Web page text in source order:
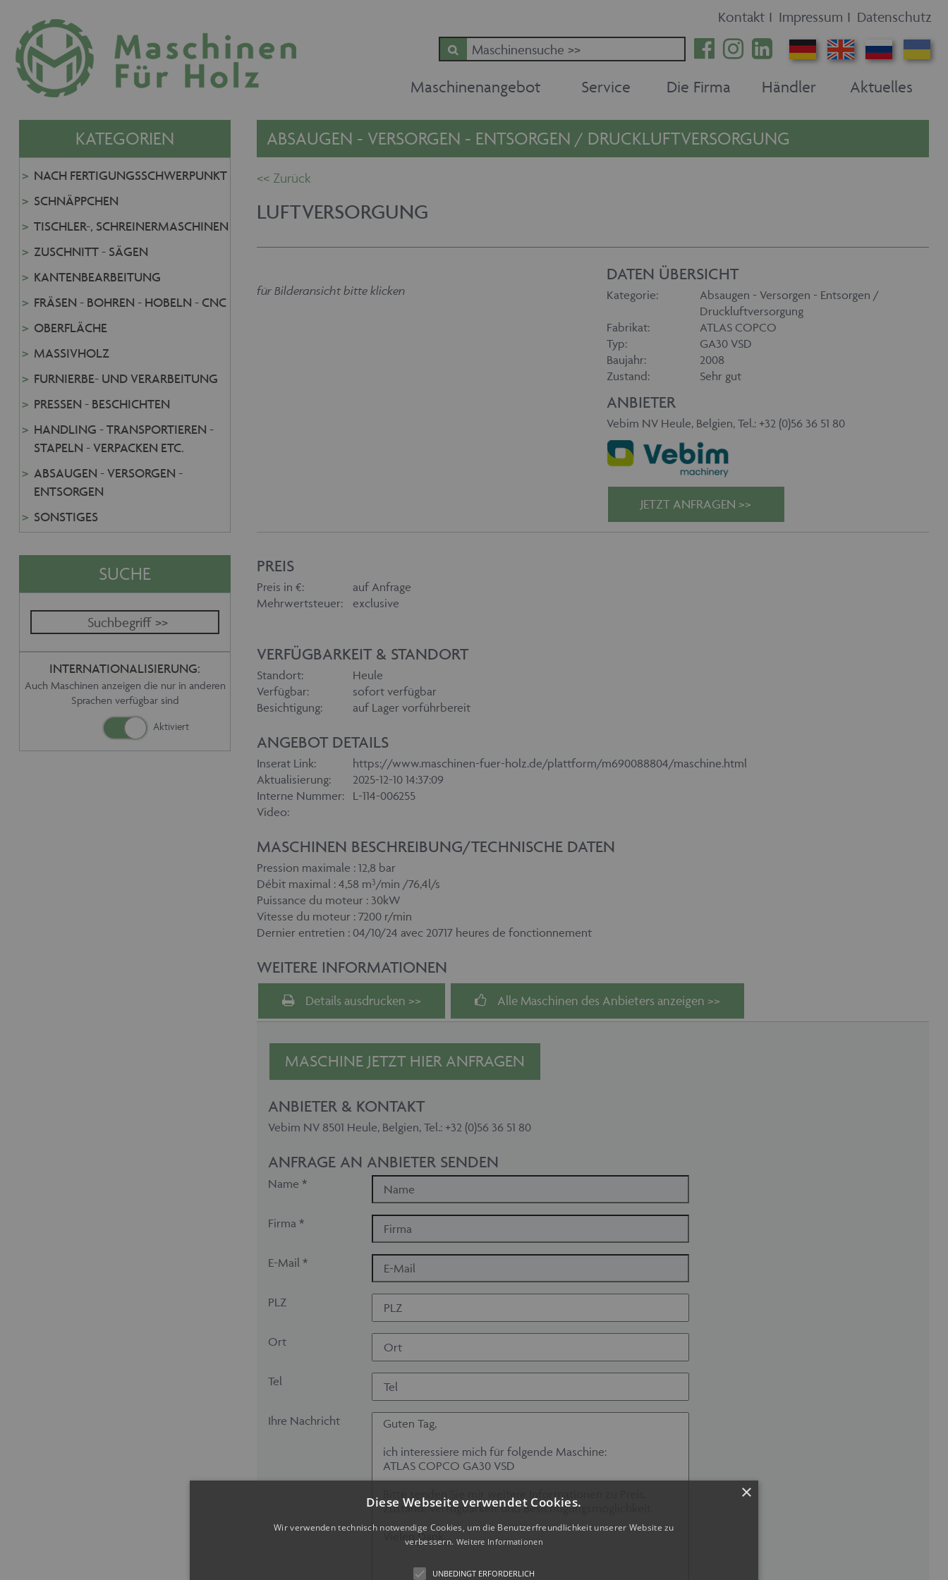
Kontakt I Impressum I Datenschutz
Maschinenangebot Service Die Firma Händler Aktuelles
KATEGORIEN
NACH FERTIGUNGSSCHWERPUNKT
SCHNÄPPCHEN
TISCHLER-, SCHREINERMASCHINEN
ZUSCHNITT - SÄGEN
KANTENBEARBEITUNG
FRÄSEN - BOHREN - HOBELN - CNC
OBERFLÄCHE
MASSIVHOLZ
FURNIERBE- UND VERARBEITUNG
PRESSEN - BESCHICHTEN
HANDLING - TRANSPORTIEREN -
STAPELN - VERPACKEN ETC.
ABSAUGEN - VERSORGEN -
ENTSORGEN
SONSTIGES
SUCHE
INTERNATIONALISIERUNG:
Auch Maschinen anzeigen die nur in anderen
Sprachen verfügbar sind
ABSAUGEN - VERSORGEN - ENTSORGEN / DRUCKLUFTVERSORGUNG
LUFTVERSORGUNG
für Bilderansicht bitte klicken
DATEN ÜBERSICHT
Kategorie:
Absaugen - Versorgen - Entsorgen /
Druckluftversorgung
Fabrikat:
ATLAS COPCO
Typ:
GA30 VSD
Baujahr:
2008
Zustand:
Sehr gut
ANBIETER
Vebim NV Heule, Belgien, Tel.: +32 (0)56 36 51 80
JETZT ANFRAGEN >>
PREIS
Preis in €:
auf Anfrage
Mehrwertsteuer:
exclusive
VERFÜGBARKEIT & STANDORT
Standort:
Heule
Verfügbar:
sofort verfügbar
Besichtigung:
auf Lager vorführbereit
ANGEBOT DETAILS
Inserat Link:
https://www.maschinen-fuer-holz.de/plattform/m690088804/maschine.html
Aktualisierung:
2025-12-10 14:37:09
Interne Nummer:
L-114-006255
Video:
MASCHINEN BESCHREIBUNG/TECHNISCHE DATEN
Pression maximale : 12,8 bar
Débit maximal : 4,58 m³/min /76,4l/s
Puissance du moteur : 30kW
Vitesse du moteur : 7200 r/min
Dernier entretien : 04/10/24 avec 20717 heures de fonctionnement
WEITERE INFORMATIONEN
Details ausdrucken >> Alle Maschinen des Anbieters anzeigen >>
MASCHINE JETZT HIER ANFRAGEN
ANBIETER & KONTAKT
Vebim NV 8501 Heule, Belgien, Tel.: +32 (0)56 36 51 80
ANFRAGE AN ANBIETER SENDEN
Name *
Firma *
E-Mail *
PLZ
Ort
Tel
Ihre Nachricht
×
Diese Webseite verwendet Cookies.
Wir verwenden technisch notwendige Cookies, um die Benutzerfreundlichkeit unserer Website zu
verbessern. Weitere Informationen
UNBEDINGT ERFORDERLICH